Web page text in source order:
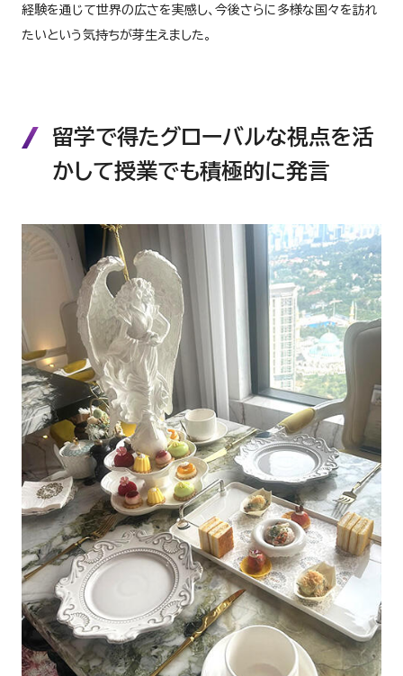
経験を通じて世界の広さを実感し、今後さらに多様な国々を訪れ
たいという気持ちが芽生えました。
留学で得たグローバルな視点を活
かして授業でも積極的に発言